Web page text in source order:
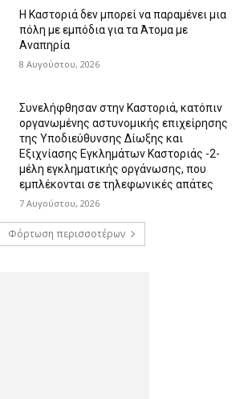
Η Καστοριά δεν μπορεί να παραμένει μια
πόλη με εμπόδια για τα Άτομα με
Αναπηρία
8 Αυγούστου, 2026
Συνελήφθησαν στην Καστοριά, κατόπιν
οργανωμένης αστυνομικής επιχείρησης
της Υποδιεύθυνσης Δίωξης και
Εξιχνίασης Εγκλημάτων Καστοριάς -2-
μέλη εγκληματικής οργάνωσης, που
εμπλέκονται σε τηλεφωνικές απάτες
7 Αυγούστου, 2026
Φόρτωση περισσοτέρων